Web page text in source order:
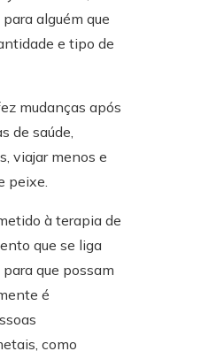
alguém que
e tipo de
mudanças após
de saúde,
viajar menos e
peixe.
à terapia de
que se liga
que possam
é
como